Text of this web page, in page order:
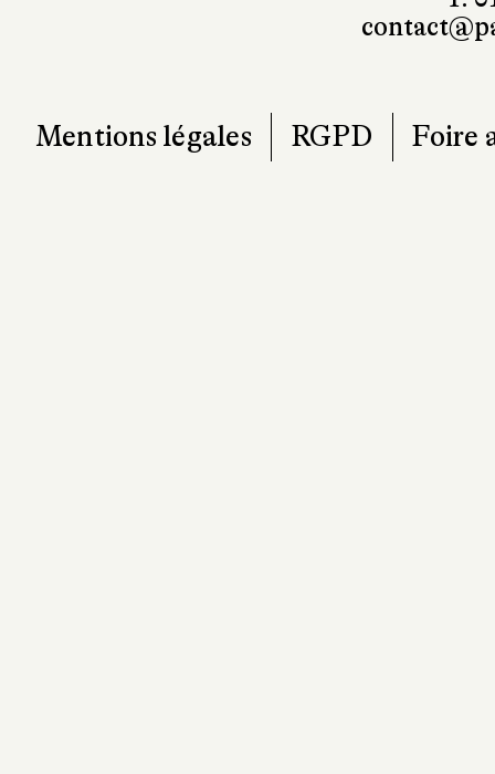
Mentions légales RGPD Foire